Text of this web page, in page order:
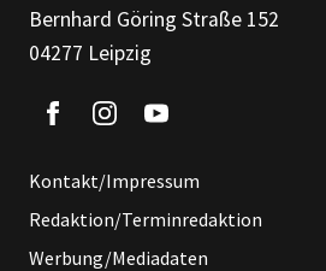
Bernhard Göring Straße 152
04277 Leipzig
Kontakt/Impressum
Redaktion/Terminredaktion
Werbung/Mediadaten